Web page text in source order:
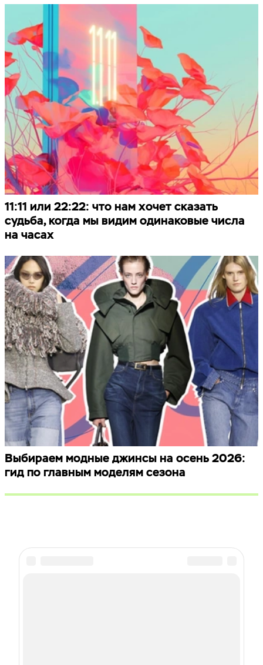
11:11 или 22:22: что нам хочет сказать
судьба, когда мы видим одинаковые числа
на часах
Выбираем модные джинсы на осень 2026:
гид по главным моделям сезона